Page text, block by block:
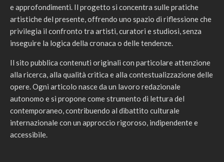
e approfondimenti. Il progetto si concentra sulle pratiche
artistiche del presente, offrendo uno spazio di riflessione che
privilegia il confronto tra artisti, curatori e studiosi, senza
inseguire la logica della cronaca o delle tendenze.
Il sito pubblica contenuti originali con particolare attenzione
alla ricerca, alla qualità critica e alla contestualizzazione delle
opere. Ogni articolo nasce da un lavoro redazionale
autonomo e si propone come strumento di lettura del
contemporaneo, contribuendo al dibattito culturale
internazionale con un approccio rigoroso, indipendente e
accessibile.